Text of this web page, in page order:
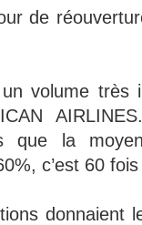
de
volume très
que la
c’est 60
donnaient